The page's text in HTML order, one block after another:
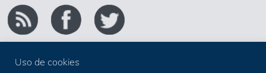
Uso de cookies